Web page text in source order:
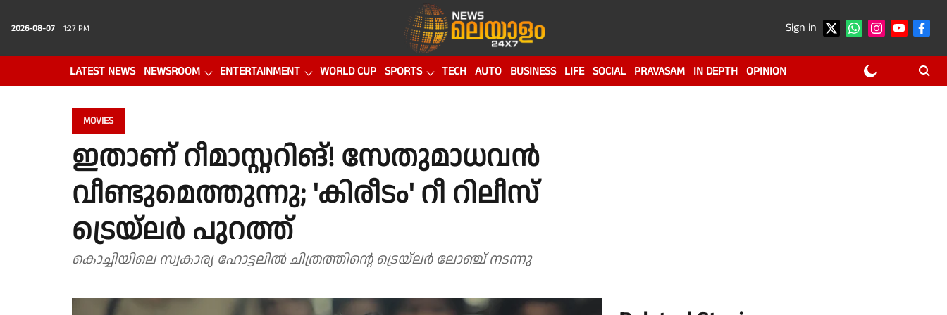
2026-08-07 1:27 PM Sign in
LATEST NEWS NEWSROOM ENTERTAINMENT WORLD CUP SPORTS TECH AUTO BUSINESS LIFE SOCIAL PRAVASAM IN DEPTH OPINION
MOVIES
ഇതാണ് റീമാസ്റ്ററിങ്! സേതുമാധവൻ
വീണ്ടുമെത്തുന്നു; 'കിരീടം' റീ റിലീസ്
ട്രെയ്‌ലർ പുറത്ത്
കൊച്ചിയിലെ സ്വകാര്യ ഹോട്ടലിൽ ചിത്രത്തിന്റെ ട്രെയ്‌ലർ ലോഞ്ച് നടന്നു